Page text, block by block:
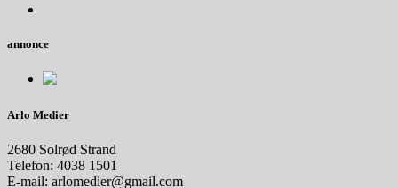
annonce
Arlo Medier
2680 Solrød Strand
Telefon: 4038 1501
E-mail: arlomedier@gmail.com